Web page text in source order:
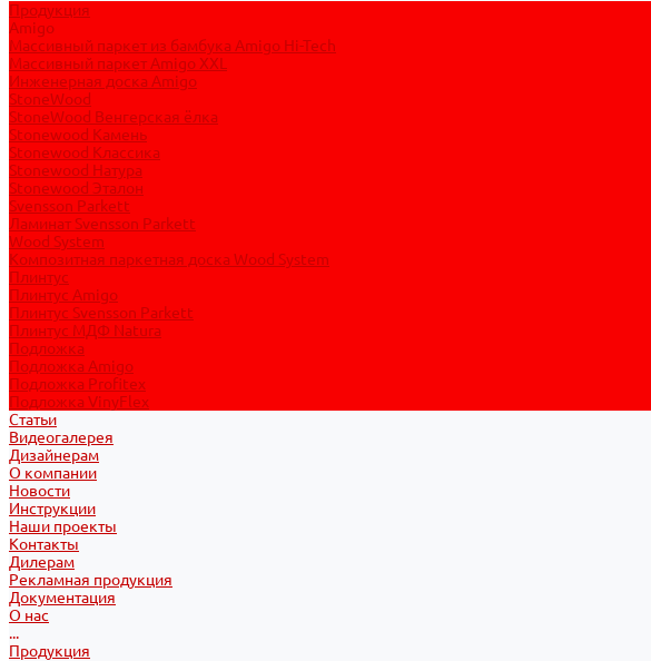
Продукция
Amigo
Массивный паркет из бамбука Amigo Hi-Tech
Массивный паркет Amigo XXL
Инженерная доска Amigo
StoneWood
StoneWood Венгерская ёлка
Stonewood Камень
Stonewood Классика
Stonewood Натура
Stonewood Эталон
Svensson Parkett
Ламинат Svensson Parkett
Wood System
Композитная паркетная доска Wood System
Плинтус
Плинтус Amigo
Плинтус Svensson Parkett
Плинтус МДФ Natura
Подложка
Подложка Amigo
Подложка Profitex
Подложка VinyFlex
Статьи
Видеогалерея
Дизайнерам
О компании
Новости
Инструкции
Наши проекты
Контакты
Дилерам
Рекламная продукция
Документация
О нас
...
Продукция